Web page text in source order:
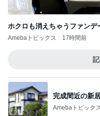
ホクロも消えちゃうファンデ
Amebaトピックス 17時間前
完成間近の新
Amebaトピックス